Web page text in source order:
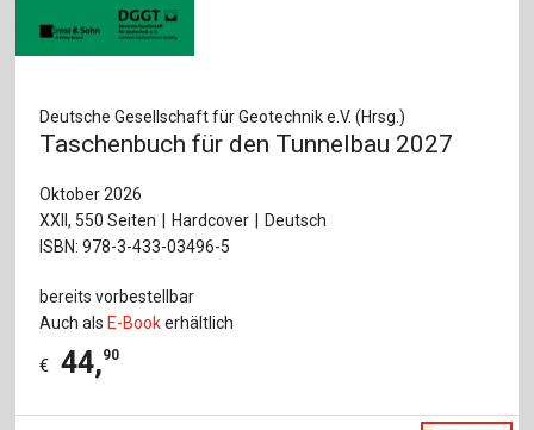
Deutsche Gesellschaft für Geotechnik e.V. (Hrsg.)
Taschenbuch für den Tunnelbau 2027
Oktober 2026
XXII, 550 Seiten
Hardcover
Deutsch
ISBN: 978-3-433-03496-5
bereits vorbestellbar
Auch als E-Bookerhältlich
€ 44,90